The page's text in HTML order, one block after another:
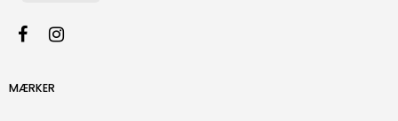
MÆRKER